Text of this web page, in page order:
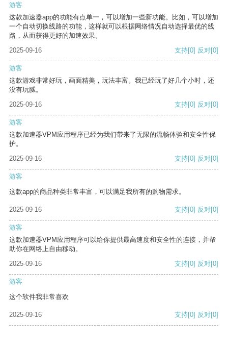
游客
这款加速器app的功能有点单一，可以增加一些新功能。比如，可以增加
一个自动切换线路的功能，这样就可以根据网络情况自动选择最优的线
路，从而获得更好的加速效果。
2025-09-16
支持[0] 反对[0]
游客
这款游戏非常好玩，画面精美，玩法丰富。我已经玩了好几个小时，还
没有玩腻。
2025-09-16
支持[0] 反对[0]
游客
这款加速器VPM应用程序已经为我们带来了无限的流畅体验和安全性保
护。
2025-09-16
支持[0] 反对[0]
游客
这款app的商品种类非常丰富，可以满足我所有的购物需求。
2025-09-16 支持[0] 反对[0]
游客
这款加速器VPM应用程序可以给你提供最高速度和安全性的连接，并帮
助你在网络上自由移动。
2025-09-16
支持[0] 反对[0]
游客
这个软件我非常喜欢
2025-09-16 支持[0] 反对[0]